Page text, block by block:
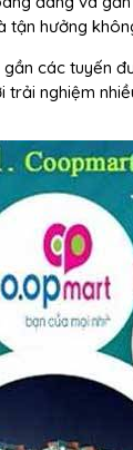
hưởng
các tuyến
nghiệm